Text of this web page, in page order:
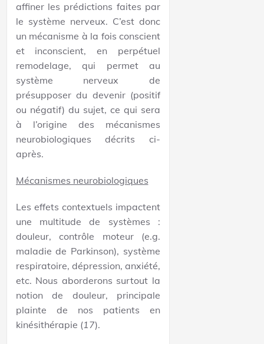
affiner les prédictions faites par
le système nerveux. C’est donc
un mécanisme à la fois conscient
et inconscient, en perpétuel
remodelage, qui permet au
système nerveux de
présupposer du devenir (positif
ou négatif) du sujet, ce qui sera
à l’origine des mécanismes
neurobiologiques décrits ci-
après.
Mécanismes neurobiologiques
Les effets contextuels impactent
une multitude de systèmes :
douleur, contrôle moteur (e.g.
maladie de Parkinson), système
respiratoire, dépression, anxiété,
etc. Nous aborderons surtout la
notion de douleur, principale
plainte de nos patients en
kinésithérapie (17).